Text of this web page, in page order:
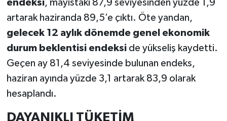
endeksi, mayıstaki 87,9 seviyesinden yüzde 1,9
artarak haziranda 89,5’e çıktı. Öte yandan,
gelecek 12 aylık dönemde genel ekonomik
durum beklentisi endekside yükseliş kaydetti.
Geçen ay 81,4 seviyesinde bulunan endeks,
haziran ayında yüzde 3,1 artarak 83,9 olarak
hesaplandı.
DAYANIKLI TÜKETİM